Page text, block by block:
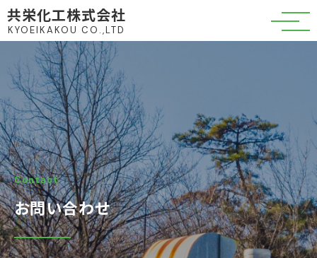
共栄化工株式会社
KYOEIKAKOU CO.,LTD
Contact
お問い合わせ